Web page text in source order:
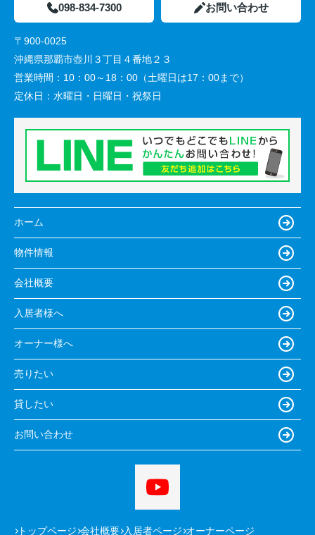
098-834-7300 お問い合わせ
〒900-0025
沖縄県那覇市壺川３丁目４番地２３
営業時間： 10：00～18：00（土曜日は17：00まで）
定休日： 水曜日・日曜日・祝祭日
ホーム
物件情報
会社概要
入居者様へ
オーナー様へ
売りたい
貸したい
お問い合わせ
トップページ 会社概要 入居者ページ オーナーページ